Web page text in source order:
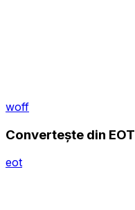
woff
Convertește din EOT
eot